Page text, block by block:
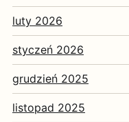
luty 2026
styczeń 2026
grudzień 2025
listopad 2025